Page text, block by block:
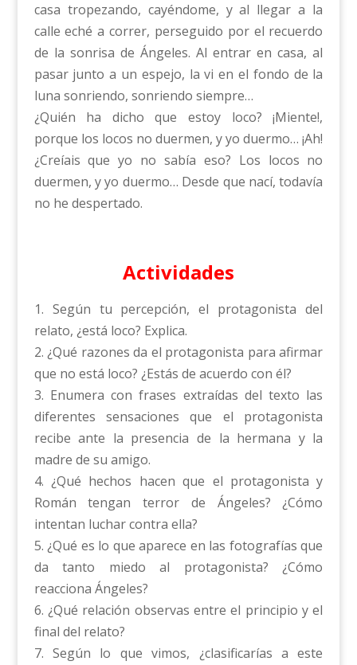
casa tropezando, cayéndome, y al llegar a la
calle eché a correr, perseguido por el recuerdo
de la sonrisa de Ángeles. Al entrar en casa, al
pasar junto a un espejo, la vi en el fondo de la
luna sonriendo, sonriendo siempre…
¿Quién ha dicho que estoy loco? ¡Miente!,
porque los locos no duermen, y yo duermo… ¡Ah!
¿Creíais que yo no sabía eso? Los locos no
duermen, y yo duermo… Desde que nací, todavía
no he despertado.
Actividades
1. Según tu percepción, el protagonista del
relato, ¿está loco? Explica.
2. ¿Qué razones da el protagonista para afirmar
que no está loco? ¿Estás de acuerdo con él?
3. Enumera con frases extraídas del texto las
diferentes sensaciones que el protagonista
recibe ante la presencia de la hermana y la
madre de su amigo.
4. ¿Qué hechos hacen que el protagonista y
Román tengan terror de Ángeles? ¿Cómo
intentan luchar contra ella?
5. ¿Qué es lo que aparece en las fotografías que
da tanto miedo al protagonista? ¿Cómo
reacciona Ángeles?
6. ¿Qué relación observas entre el principio y el
final del relato?
7. Según lo que vimos, ¿clasificarías a este